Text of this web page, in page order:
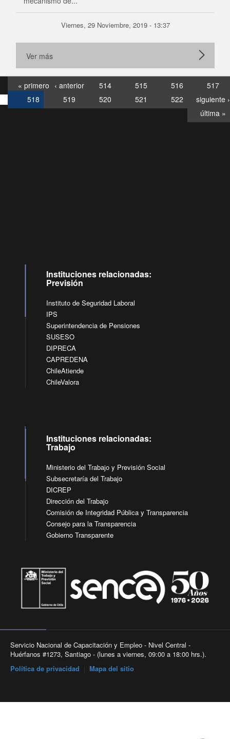
Viernes, 29 Noviembre, 2019 - 13:37
Ver más
« primero ‹ anterior 514 515 516
517
518
519 520 521 522
siguiente ›
última »
Instituciones relacionadas:
Previsión
Instituto de Seguridad Laboral
IPS
Superintendencia de Pensiones
SUSESO
DIPRECA
CAPREDENA
ChileAtiende
ChileValora
Instituciones relacionadas:
Trabajo
Ministerio del Trabajo y Previsión Social
Subsecretaría del Trabajo
DICREP
Dirección del Trabajo
Comisión de Integridad Pública y Transparencia
Consejo para la Transparencia
Gobierno Transparente
Servicio Nacional de Capacitación y Empleo - Nivel Central -
Huérfanos #1273, Santiago - (lunes a viernes, 09:00 a 18:00 hrs.).
Política de privacidad
Mapa del sitio